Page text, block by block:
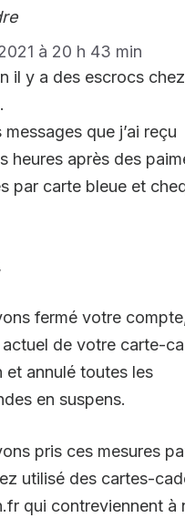
à 20 h 43 min
il y a des escrocs chez
messages que j’ai reçu
heures après des
par carte bleue et
fermé votre
de votre carte-
et annulé toutes les
en suspens.
pris ces mesures
utilisé des cartes-
qui contreviennent à